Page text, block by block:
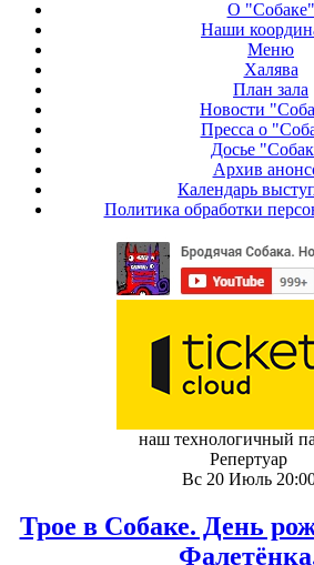
О "Собаке"
Наши
Меню
Халява
План зала
Новости
Пресса о
Досье
Архив
Календарь
Политика обработки
наш технологичный
Репертуар
Вс 20 Июль
Трое в Собаке. День